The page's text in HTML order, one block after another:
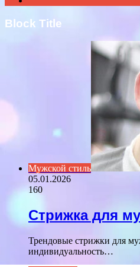
Block Title
Мужской стиль
05.01.2026
160
Стрижка для
Трендовые стрижки для
индивидуальность…